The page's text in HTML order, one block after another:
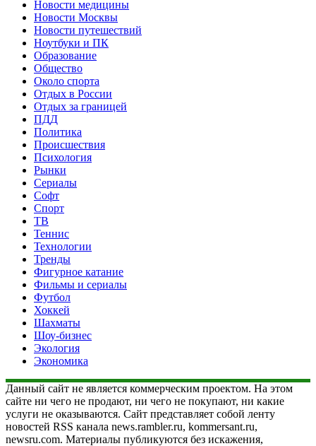
Новости медицины
Новости Москвы
Новости путешествий
Ноутбуки и ПК
Образование
Общество
Около спорта
Отдых в России
Отдых за границей
ПДД
Политика
Происшествия
Психология
Рынки
Сериалы
Софт
Спорт
ТВ
Теннис
Технологии
Тренды
Фигурное катание
Фильмы и сериалы
Футбол
Хоккей
Шахматы
Шоу-бизнес
Экология
Экономика
Данный сайт не является коммерческим проектом. На этом
сайте ни чего не продают, ни чего не покупают, ни какие
услуги не оказываются. Сайт представляет собой ленту
новостей RSS канала news.rambler.ru, kommersant.ru,
newsru.com. Материалы публикуются без искажения,